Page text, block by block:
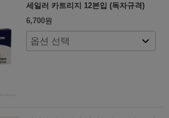
세일러 카트리지 12본입 (독자규격)
6,700원